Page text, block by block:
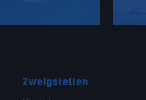
Zweigstellen